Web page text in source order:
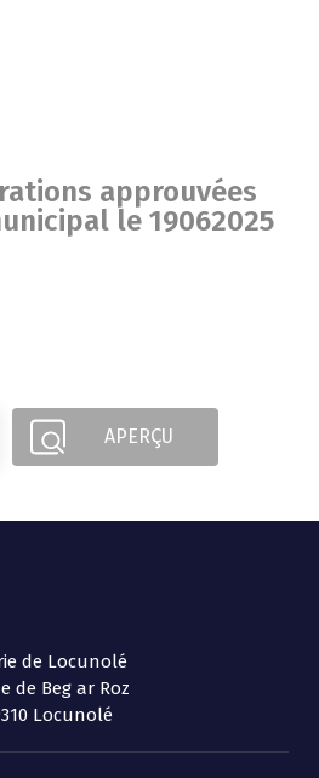
approuvées
le 19062025
APERÇU
de Locunolé
de Beg ar Roz
Locunolé